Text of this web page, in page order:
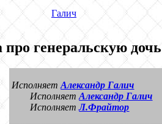
Галич
про генеральскую дочь
ИсполняетАлександр Галич
ИсполняетАлександр Галич
ИсполняетЛ.Фрайтор